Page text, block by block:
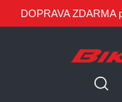
DOPRAVA ZDARMA